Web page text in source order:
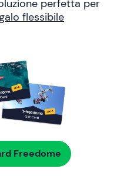
perfetta per
flessibile
Freedome